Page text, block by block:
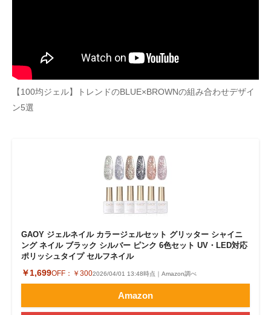
マーケ×ITの今がよく分かる
ITエンジニア向け専門サイト
製造業のIT導入・活用を支援
モノづくり技術者専門サイト
電子設計の基本と応用
エネルギーの専門メディア
【100均ジェル】トレンドのBLUE×BROWNの組み合わせデザイ
ン5選
GAOY ジェルネイル カラージェルセット グリッター シャイニ
ング ネイル ブラック シルバー ピンク 6色セット UV・LED対応
ポリッシュタイプ セルフネイル
￥1,699OFF： ￥3002026/04/01 13:48時点｜Amazon調べ
Amazon